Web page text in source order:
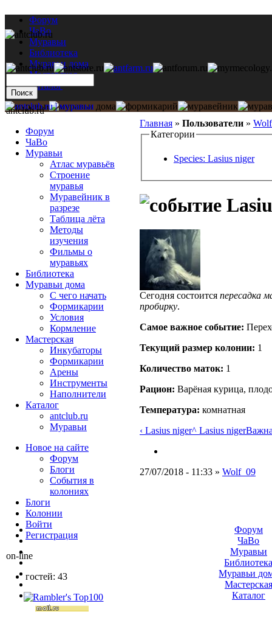
Форум
ЧаВо
Муравьи
Библиотека
Муравьи дома
Мастерская
Каталог
Главная » Пользователи »
Категории
Species: Lasius niger
Сегодня состоится пересадка
пробирку.
Самое важное событие:
Текущий размер кoлонии: 1
Количество маток: 1
Рацион: Варёная курица,
Температура: комнатная
‹ Lasius niger^ Lasius niger
27/07/2018 - 11:33 » Wolf_09
antclub.ru
Форум
ЧаВо
Муравьи
Атлас муравьёв
Строение
муравья
Муравейник в
разрезе
Таблица лёта
Методы
изучения
Фильмы о
муравьях
Библиотека
Муравьи дома
С чего начать
Формикарии
Условия
Кормление
Мастерская
Инкубаторы
Формикарии
Арены
Инструменты
Наполнители
Каталог
antclub.ru
Муравьи
Новое на сайте
Форум
Блоги
События в
колониях
Блоги
Колонии
Войти
Peгиcтpaция
on-line
гостей: 43
Форум
ЧаВо
Муравьи
Муравьи
Мастерская
Каталог